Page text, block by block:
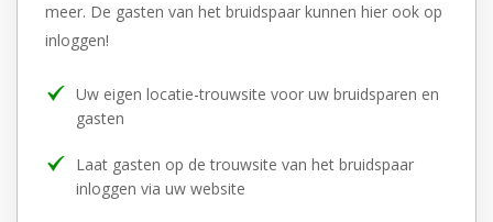
meer. De gasten van het bruidspaar kunnen hier ook op
inloggen!
Uw eigen locatie-trouwsite voor uw bruidsparen en
gasten
Laat gasten op de trouwsite van het bruidspaar
inloggen via uw website